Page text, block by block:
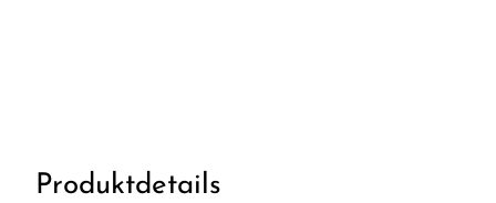
Produktdetails